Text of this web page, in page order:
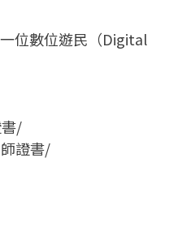
位數位遊民（Digital
/
證書/